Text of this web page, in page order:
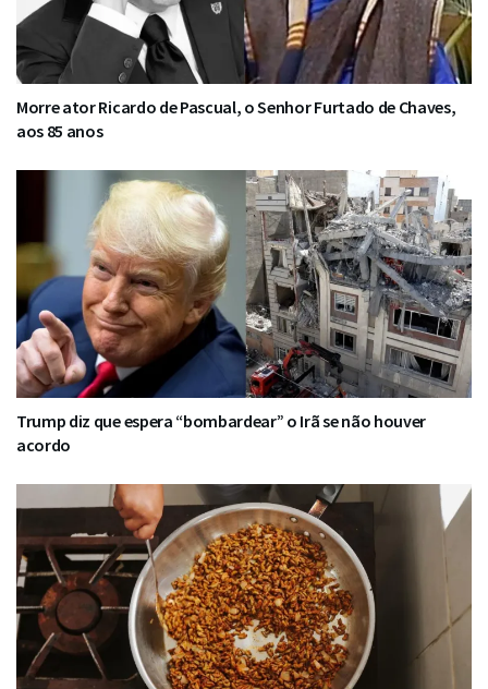
Morre ator Ricardo de Pascual, o Senhor Furtado de Chaves,
aos 85 anos
Trump diz que espera “bombardear” o Irã se não houver
acordo